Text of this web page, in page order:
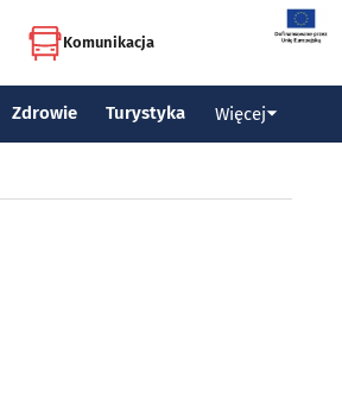
Komunikacja
Zdrowie Turystyka Więcej